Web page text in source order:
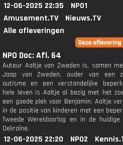
12-06-2025 22:35
NPO1
Amusement.TV
Nieuws.TV
Alle afleveringen
NPO Doc: Afl. 64
Auteur Aaltje van Zweden is, samen
Jaap van Zweden, ouder van een
autisme en een verstandelijke
hele leven is Aaltje al bezig met het
een goede plek voor Benjamin. Aaltje
in de positie van kinderen met een
Tweede Wereldoorlog en in de
Oekraïne.
12-06-2025 22:20 NPO2